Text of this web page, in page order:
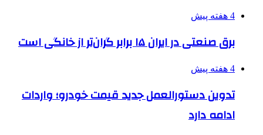
4 هفته پیش
برق صنعتی در ایران ۱۵ برابر گران‌تر از خانگی است
4 هفته پیش
تدوین دستورالعمل جدید قیمت خودرو؛ واردات
ادامه دارد